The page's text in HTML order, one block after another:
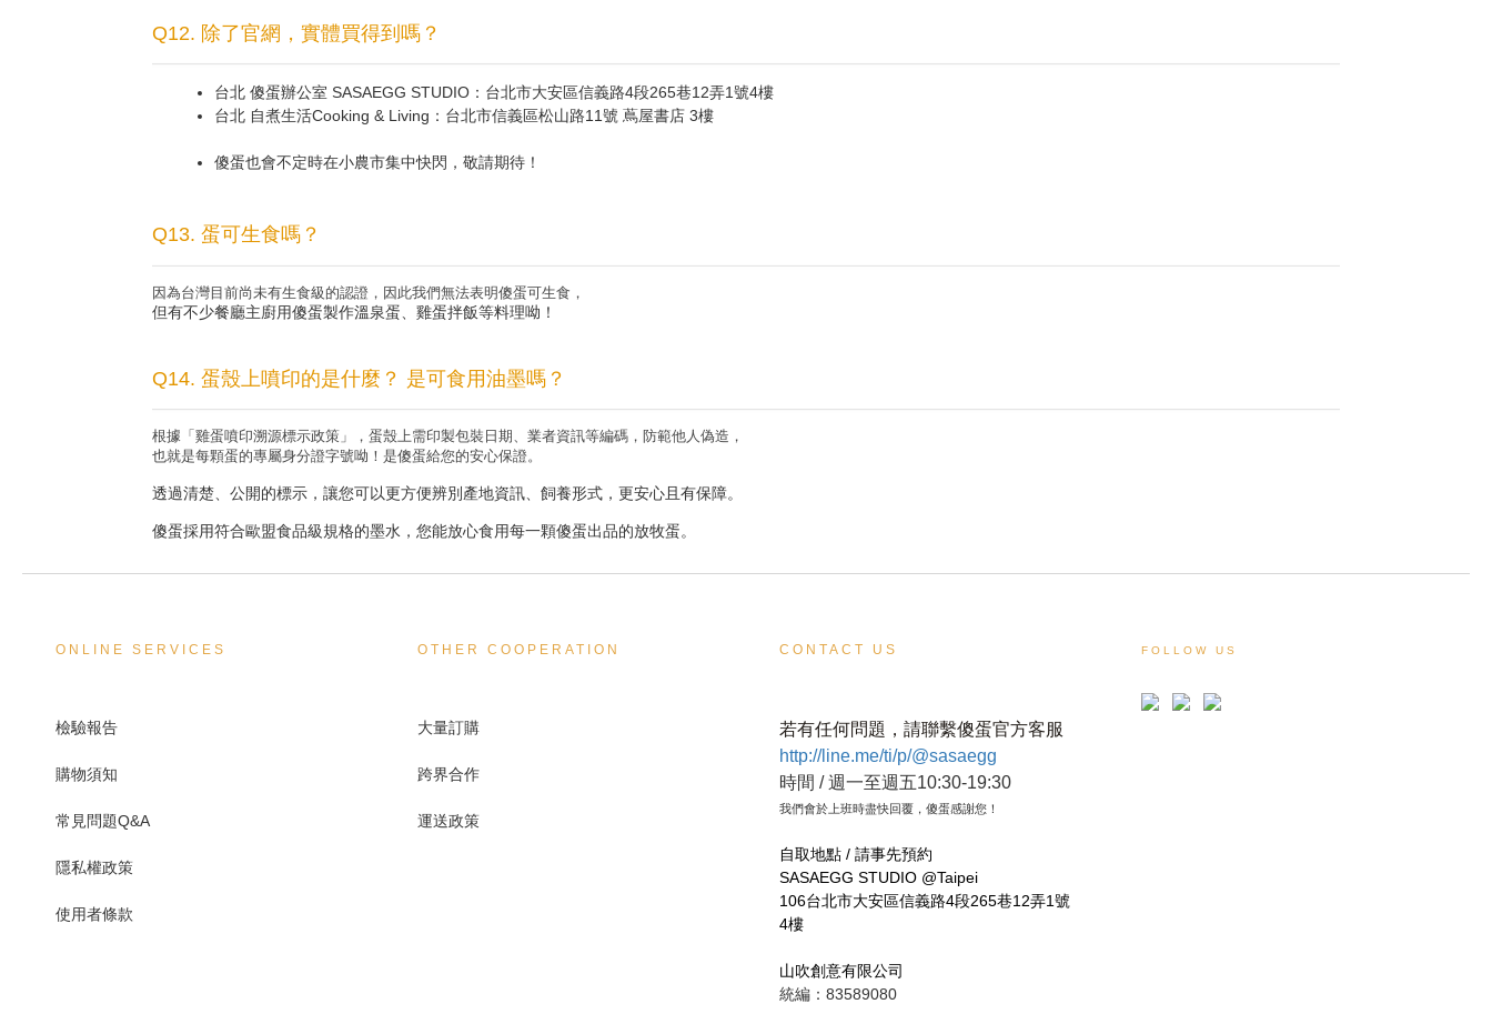
Q12. 除了官網，實體買得到嗎？
台北 傻蛋辦公室 SASAEGG STUDIO：台北市大安區信義路4段265巷12弄1號4樓
台北 自煮生活Cooking & Living：台北市信義區松山路11號 蔦屋書店 3樓
傻蛋也會不定時在小農市集中快閃，敬請期待！
Q13. 蛋可生食嗎？
因為台灣目前尚未有生食級的認證，因此我們無法表明傻蛋可生食，
但有不少餐廳主廚用傻蛋製作溫泉蛋、雞蛋拌飯等料理呦！
Q14. 蛋殼上噴印的是什麼？ 是可食用油墨嗎？
根據「雞蛋噴印溯源標示政策」，蛋殼上需印製包裝日期、業者資訊等編碼，防範他人偽造，
也就是每顆蛋的專屬身分證字號呦！是傻蛋給您的安心保證。
透過清楚、公開的標示，讓您可以更方便辨別產地資訊、飼養形式，更安心且有保障。
傻蛋採用符合歐盟食品級規格的墨水，您能放心食用每一顆傻蛋出品的放牧蛋。
ONLINE SERVICES
檢驗報告
購物須知
常見問題Q&A
隱私權政策
使用者條款
OTHER COOPERATION
大量訂購
跨界合作
運送政策
CONTACT US
若有任何問題，請聯繫傻蛋官方客服
http://line.me/ti/p/@sasaegg
時間 / 週一至週五10:30-19:30
我們會於上班時盡快回覆，傻蛋感謝您！
自取地點 / 請事先預約
SASAEGG STUDIO @Taipei
106台北市大安區信義路4段265巷12弄1號
4樓
山吹創意有限公司
統編：83589080
FOLLOW US